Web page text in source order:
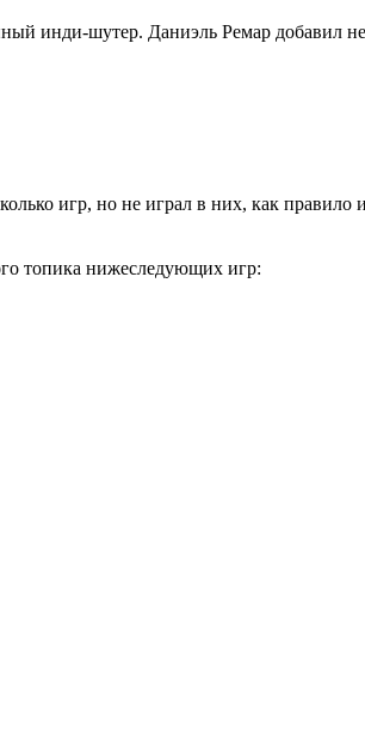
инди-шутер. Даниэль Ремар добавил
игр, но не играл в них, как
топика нижеследующих игр: